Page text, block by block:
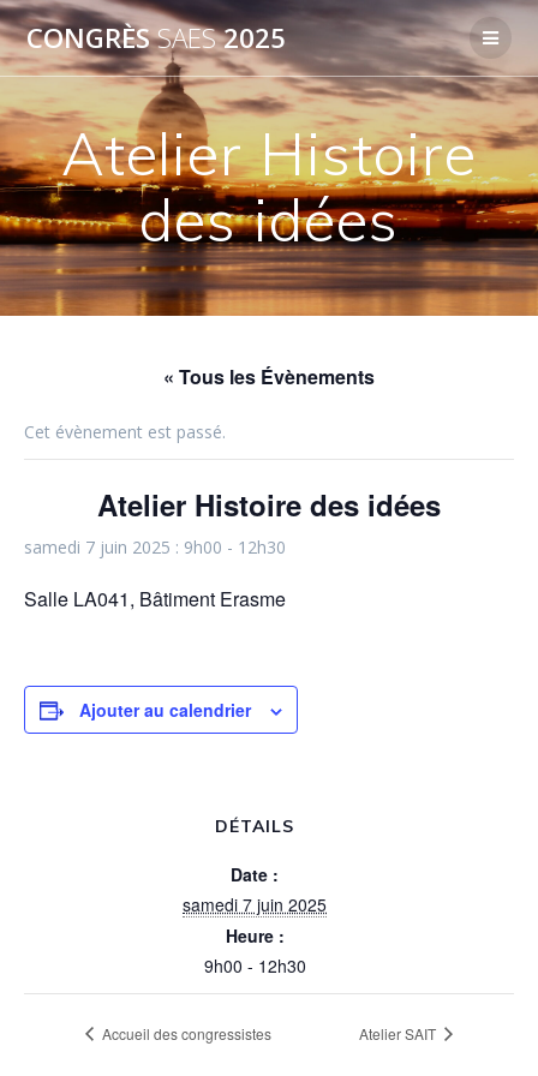
Passer
au
contenu
CONGRÈSSAES2025
Atelier Histoire
des idées
« Tous les Évènements
Cet évènement est passé.
Atelier Histoire des idées
samedi 7 juin 2025 : 9h00 - 12h30
Salle LA041, Bâtiment Erasme
Ajouter au calendrier
DÉTAILS
Date :
samedi 7 juin 2025
Heure :
9h00 - 12h30
Accueil des congressistes Atelier SAIT